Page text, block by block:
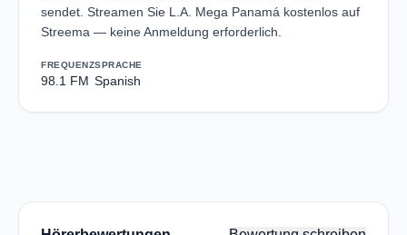
sendet. Streamen Sie L.A. Mega Panamá kostenlos auf
Streema — keine Anmeldung erforderlich.
FREQUENZ
98.1 FM
SPRACHE
Spanish